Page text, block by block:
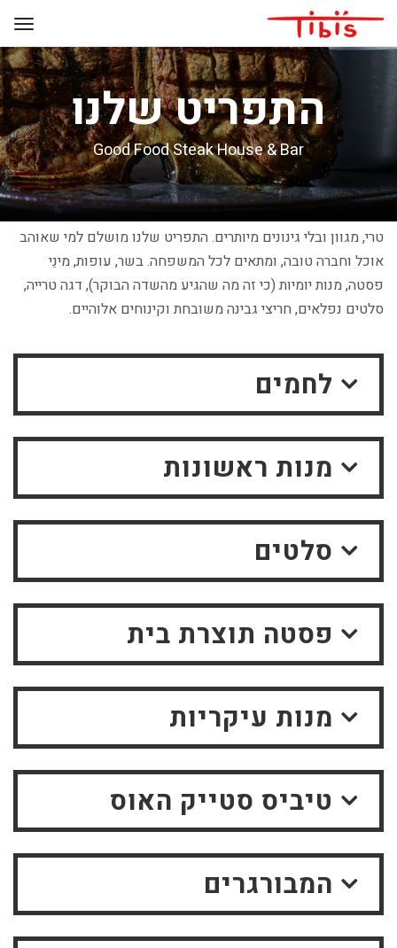
התפריט שלנו
Good Food Steak House & Bar
טרי, מגוון ובלי גינונים מיותרים. התפריט שלנו מושלם למי שאוהב
אוכל וחברה טובה, ומתאים לכל המשפחה. בשר, עופות, מינֵי
פסטה, מנות יומיות (כי זה מה שהגיע מהשדה הבוקר), דגה טרייה,
סלטים נפלאים, חריצי גבינה משובחת וקינוחים אלוהיים.
לחמים
מנות ראשונות
סלטים
פסטה תוצרת בית
מנות עיקריות
טיביס סטייק האוס
המבורגרים